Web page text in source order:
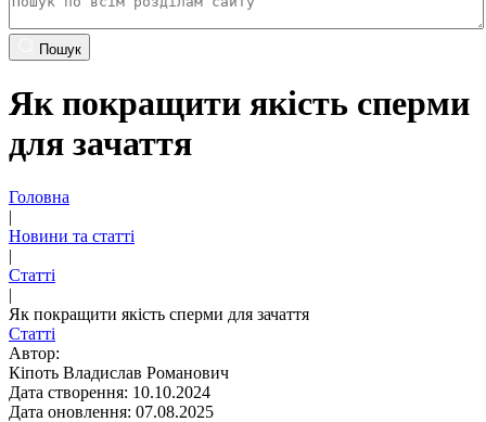
Пошук
Як покращити якість сперми
для зачаття
Головна
|
Новини та статті
|
Статті
|
Як покращити якість сперми для зачаття
Статті
Автор:
Кіпоть Владислав Романович
Дата створення: 10.10.2024
Дата оновлення: 07.08.2025